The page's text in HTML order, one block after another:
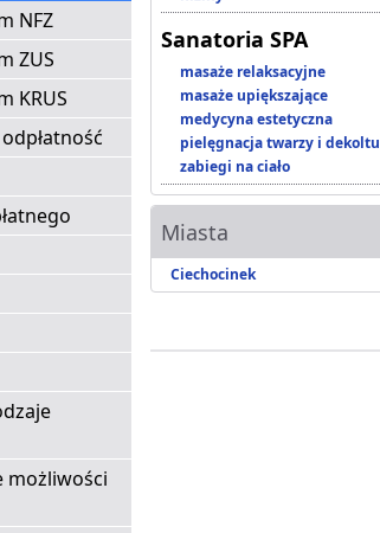
NFZ
ZUS
KRUS
możliwości
Sanatoria SPA
masaże relaksacyjne
masaże upiększające
medycyna estetyczna
pielęgnacja twarzy i dekoltu
zabiegi na ciało
Miasta
Ciechocinek